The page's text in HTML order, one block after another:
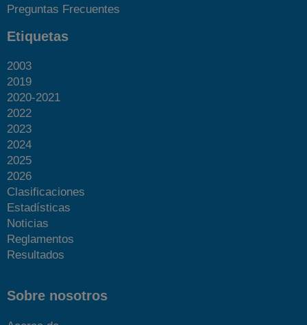
Preguntas Frecuentes
Etiquetas
2003
2019
2020-2021
2022
2023
2024
2025
2026
Clasificaciones
Estadísticas
Noticias
Reglamentos
Resultados
Sobre nosotros